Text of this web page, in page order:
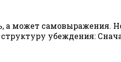
а может самовыражения.
убеждения: